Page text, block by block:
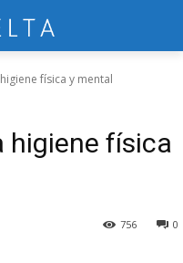
física y mental
higiene física
0
756